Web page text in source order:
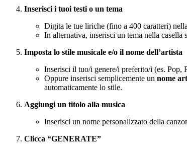
Inserisci i tuoi testi o un tema
Digita le tue liriche (fino a 400 caratteri)
In alternativa, inserisci un tema nella casella
Imposta lo stile musicale e/o il nome dell’artista
Inserisci il tuo/i genere/i preferito/i (es. Pop,
Oppure inserisci semplicemente un nome
automaticamente lo stile.
Aggiungi un titolo alla musica
Inserisci un nome personalizzato della
Clicca “GENERATE”